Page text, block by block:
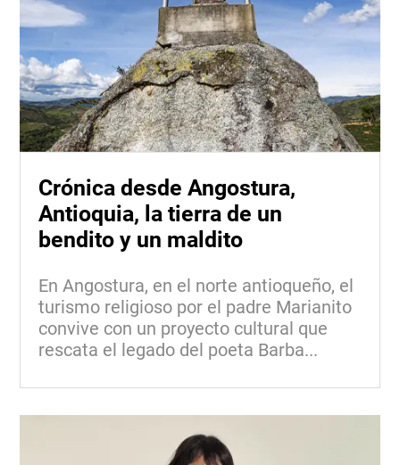
Crónica desde Angostura,
Antioquia, la tierra de un
bendito y un maldito
En Angostura, en el norte antioqueño, el
turismo religioso por el padre Marianito
convive con un proyecto cultural que
rescata el legado del poeta Barba...